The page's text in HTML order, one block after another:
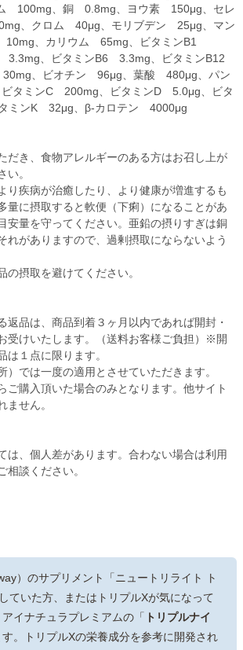
100mg、銅 0.8mg、ヨウ素 150μg、セレ
、クロム 40μg、モリブデン 25μg、マン
、カリウム 65mg、ビタミンB1
3.3mg、ビタミンB6 3.3mg、ビタミンB12
、ビオチン 96μg、葉酸 480μg、パン
タミンC 200mg、ビタミンD 5.0μg、ビタ
ミンK 32μg、β-カロテン 4000μg
だき、食物アレルギーのある方はお召し上が
い。
り疾病が治癒したり、より健康が増進するも
量に摂取すると軟便（下痢）になることがあ
安量を守ってください。亜鉛の摂りすぎは銅
れがありますので、過剰摂取にならないよう
の摂取を避けてください。
返品は、商品到着３ヶ月以内であれば開封・
受けいたします。（送料お客様ご負担）※開
は１点に限ります。
）では一度の適用とさせていただきます。
ご購入頂いた場合のみとなります。他サイト
ません。
は、個人差があります。合わない場合は利用
相談ください。
）のサプリメント「ニュートリライト ト
ていた方、またはトリプルXが気になって
イナチュラプレミアムの「 トリプルナイ
す。トリプルXの栄養成分を参考に開発され